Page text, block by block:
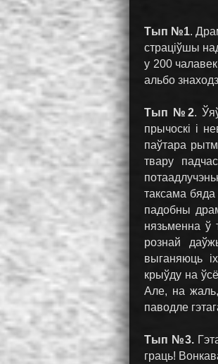
Тып №1.
страціўшы
у 200
альбо
Тып №2.
прычоскі і
паўтара
твару
таксама
падобны
нязьменна ў
рознай
выганяюць
крыўду на
Але, на
паводле
Тып №3.
граць!